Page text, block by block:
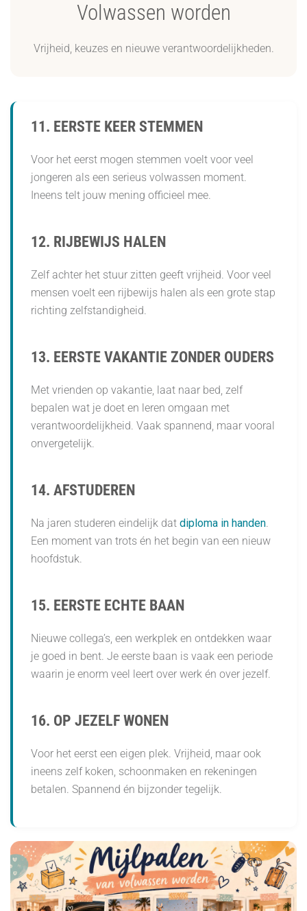
Volwassen worden
Vrijheid, keuzes en nieuwe verantwoordelijkheden.
11. EERSTE KEER STEMMEN
Voor het eerst mogen stemmen voelt voor veel
jongeren als een serieus volwassen moment.
Ineens telt jouw mening officieel mee.
12. RIJBEWIJS HALEN
Zelf achter het stuur zitten geeft vrijheid. Voor veel
mensen voelt een rijbewijs halen als een grote stap
richting zelfstandigheid.
13. EERSTE VAKANTIE ZONDER OUDERS
Met vrienden op vakantie, laat naar bed, zelf
bepalen wat je doet en leren omgaan met
verantwoordelijkheid. Vaak spannend, maar vooral
onvergetelijk.
14. AFSTUDEREN
Na jaren studeren eindelijk dat diploma in handen.
Een moment van trots én het begin van een nieuw
hoofdstuk.
15. EERSTE ECHTE BAAN
Nieuwe collega’s, een werkplek en ontdekken waar
je goed in bent. Je eerste baan is vaak een periode
waarin je enorm veel leert over werk én over jezelf.
16. OP JEZELF WONEN
Voor het eerst een eigen plek. Vrijheid, maar ook
ineens zelf koken, schoonmaken en rekeningen
betalen. Spannend én bijzonder tegelijk.